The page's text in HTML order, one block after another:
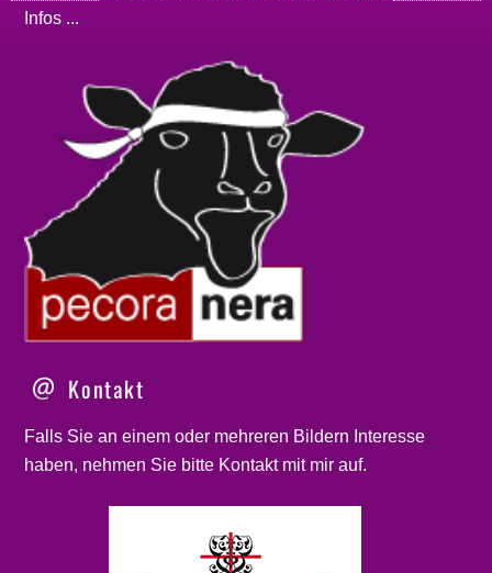
Infos ...
Kontakt
Falls Sie an einem oder mehreren Bildern Interesse
haben, nehmen Sie bitte Kontaktmit mir auf.